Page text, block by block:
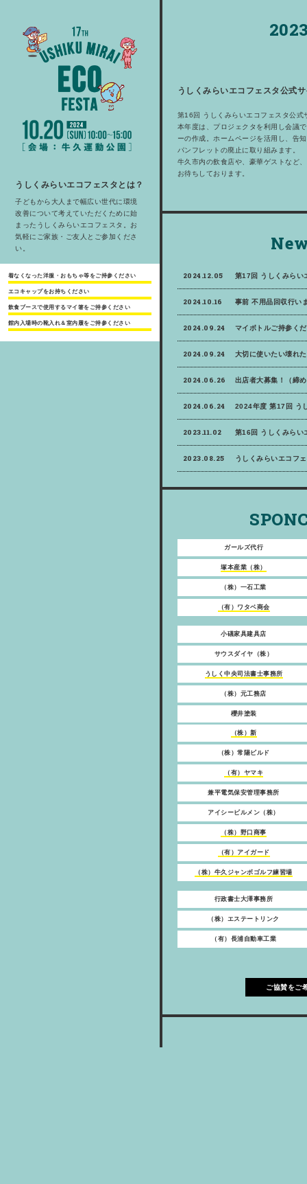
うしくみらいエコフェスタとは？
子どもから大人まで幅広い世代に環境
改善について考えていただくために始
まったうしくみらいエコフェスタ。お
気軽にご家族・ご友人とご参加くださ
い。
着なくなった洋服・おもちゃ等をご持参ください
エコキャップをお持ちください
飲食ブースで使用するマイ箸をご持参ください
館内入場時の靴入れ＆室内履をご持参ください
うしくみらいエコフェスタ公式
第16回 うしくみらいエコフェスタ公式
本年度は、プロジェクタを利用し会議
ーの作成。ホームページを活用し、告
パンフレットの廃止に取り組みます。
牛久市内の飲食店や、豪華ゲストなど
お待ちしております。
2024.12.05 第17回 うしくみらい
2024.10.16 事前 不用品回収行い
2024.09.24 マイボトルご持参く
2024.09.24 大切に使いたい壊れ
2024.06.26 出店者大募集！（締
2024.06.24 2024年度 第17回 う
2023.11.02 第16回 うしくみらい
2023.08.25 うしくみらいエコフ
ガールズ代行
塚本産業（株）
（株）一石工業
（有）ワタベ商会
小礒家具建具店
サウスダイヤ（株）
うしく中央司法書士事務所
（株）元工務店
櫻井塗装
（株）新
（株）常陽ビルド
（有）ヤマキ
兼平電気保安管理事務所
アイシービルメン（株）
（株）野口商事
（有）アイガード
（株）牛久ジャンボゴルフ練習場
行政書士大澤事務所
（株）エステートリンク
（有）長浦自動車工業
ご協賛をご